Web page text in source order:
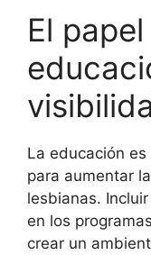
El
La educación
para aumentar
lesbianas.
en los
crear un